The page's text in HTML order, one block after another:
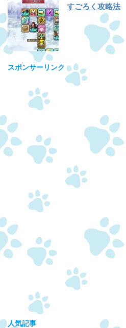
すごろく攻略法
スポンサーリンク
人気記事